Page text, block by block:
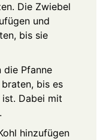
Die Zwiebel
und
bis sie
die Pfanne
bis es
Dabei mit
hinzufügen